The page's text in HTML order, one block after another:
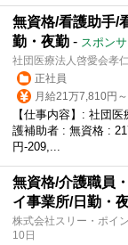
無資格/看護助手/
勤・夜勤 - スポン
社団医療法人啓愛会孝
正社員
月給21万7,810円
【仕事内容】: 社団
護補助者 : 無資格 :
円-209,...
無資格/介護職員
イ事業所/日勤・
株式会社スリー・ポイ
10日